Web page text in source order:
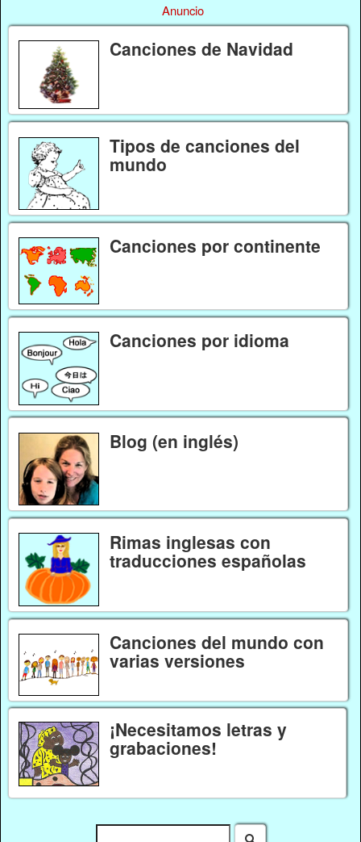
Anuncio
Canciones de Navidad
Tipos de canciones del
mundo
Canciones por continente
Canciones por idioma
Blog (en inglés)
Rimas inglesas con
traducciones españolas
Canciones del mundo con
varias versiones
¡Necesitamos letras y
grabaciones!